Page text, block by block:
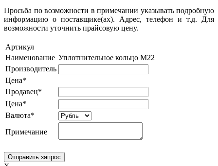
Просьба по возможности в примечании указывать подробную
информацию о поставщике(ах). Адрес, телефон и т.д. Для
возможности уточнить прайсовую цену.
Артикул
Наименование Уплотнительное кольцо М22
Производитель
Цена*
Продавец*
Цена*
Валюта*
Примечание